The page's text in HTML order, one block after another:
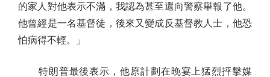
的家人對他表示不滿，我認為甚至還向警察舉報了他。
他曾經是一名基督徒，後來又變成反基督教人士，他恐
怕病得不輕。」
特朗普最後表示，他原計劃在晚宴上猛烈抨擊媒